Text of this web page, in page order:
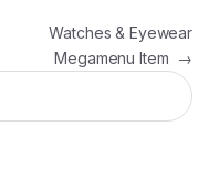
Watches & Eyewear
Megamenu Item →